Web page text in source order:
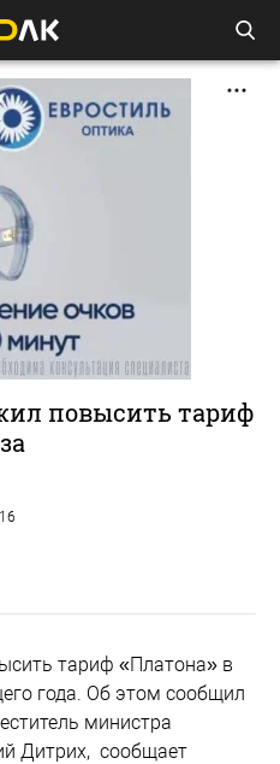
повысить тариф
тариф «Платона» в
года. Об этом сообщил
министра
Дитрих, сообщает